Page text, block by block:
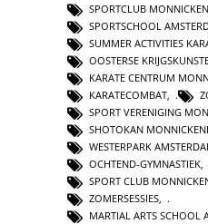
SPORTCLUB
SPORTSCHOOL
SUMMER ACTIVITIES
OOSTERSE
KARATE CENTRUM
KARATECOMBAT
SPORT VERENIGING
SHOTOKAN
WESTERPARK
OCHTEND-GYMNASTIEK,
SPORT CLUB
ZOMERSESSIES,
MARTIAL ARTS SCHOOL